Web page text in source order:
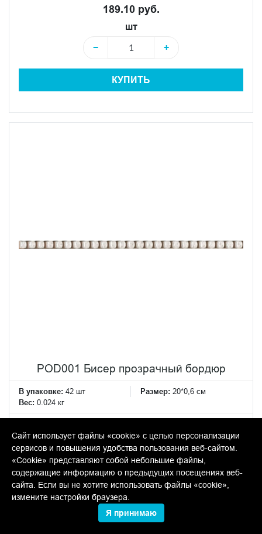
189.10 руб.
шт
−
+
КУПИТЬ
POD001 Бисер прозрачный бордюр
В упаковке: 42 шт Размер: 20*0,6 см
Вес: 0.024 кг
шт
−
+
КУПИТЬ
Сайт использует файлы «cookie» с целью персонализации
сервисов и повышения удобства пользования веб-сайтом.
«Cookie» представляют собой небольшие файлы,
содержащие информацию о предыдущих посещениях веб-
сайта. Если вы не хотите использовать файлы «cookie»,
измените настройки браузера.
Я принимаю